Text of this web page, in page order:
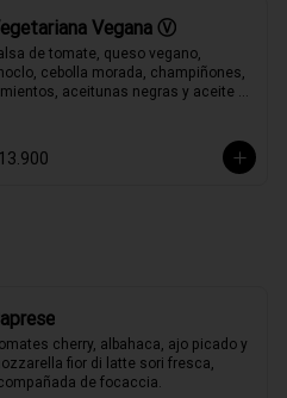
Vegana Ⓥ
de tomate, queso vegano,
cebolla morada, champiñones,
aceitunas negras y aceite
cherry, albahaca, ajo picado y
fior di latte sori fresca,
de focaccia.